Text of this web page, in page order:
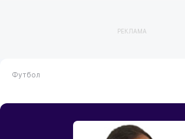
РЕКЛАМА
Футбол